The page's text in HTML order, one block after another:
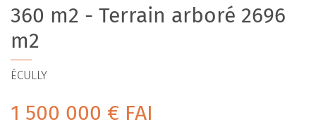
360 m2 - Terrain arboré 2696
m2
ÉCULLY
1 500 000 € FAI